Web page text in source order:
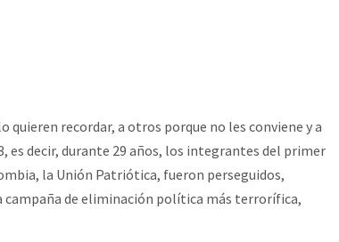
quieren recordar, a otros porque no les conviene y a
es decir, durante 29 años, los integrantes del primer
la Unión Patriótica, fueron perseguidos,
campaña de eliminación política más terrorífica,